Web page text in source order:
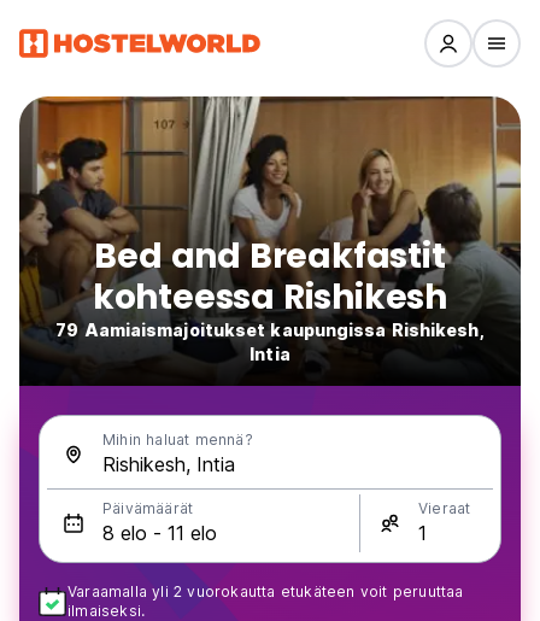
Bed and Breakfastit
kohteessa Rishikesh
79 Aamiaismajoitukset kaupungissa Rishikesh,
Intia
Mihin haluat mennä?
Päivämäärät Vieraat
Varaamalla yli 2 vuorokautta etukäteen voit peruuttaa
ilmaiseksi.